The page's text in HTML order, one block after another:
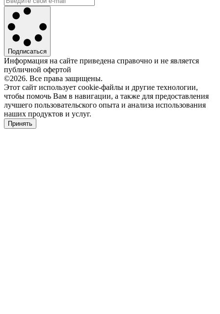
Подписаться
Информация на сайте приведена справочно и не является
публичной офертой
©2026. Все права защищены.
Этот сайт использует cookie-файлы и другие технологии,
чтобы помочь Вам в навигации, а также для предоставления
лучшего пользовательского опыта и анализа использования
наших продуктов и услуг.
Принять